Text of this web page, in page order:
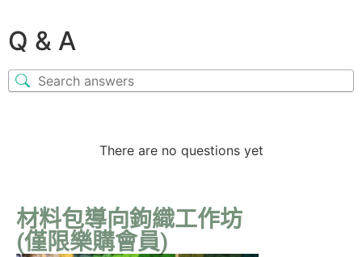
Q & A
There are no questions yet
材料包導向鉤織工作坊
(僅限樂購會員)